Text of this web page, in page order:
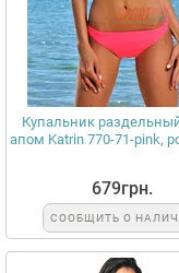
Купальник
апом Katrin 770-71-pink,
679грн.
СООБЩИТЬ О